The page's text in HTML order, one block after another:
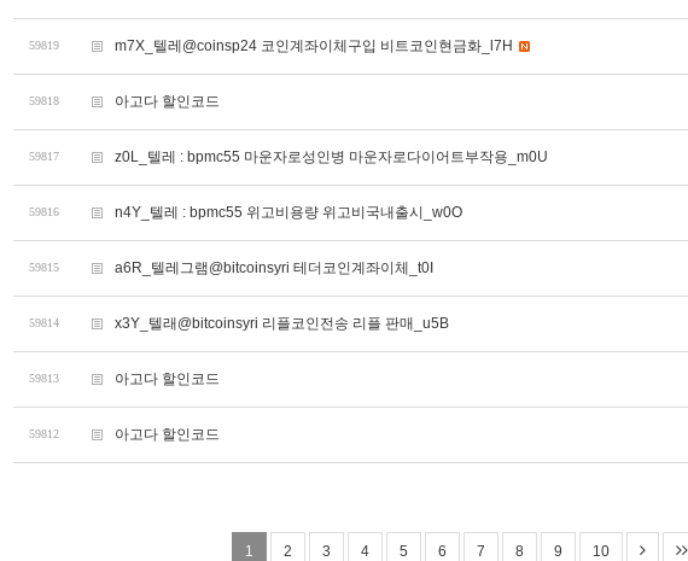
59819 m7X_텔레@coinsp24 코인계좌이체구입 비트코인현금화_l7H
59818 아고다 할인코드
59817 z0L_텔레 : bpmc55 마운자로성인병 마운자로다이어트부작용_m0U
59816 n4Y_텔레 : bpmc55 위고비용량 위고비국내출시_w0O
59815 a6R_텔레그램@bitcoinsyri 테더코인계좌이체_t0I
59814 x3Y_텔래@bitcoinsyri 리플코인전송 리플 판매_u5B
59813 아고다 할인코드
59812 아고다 할인코드
1 2 3 4 5 6 7 8 9 10